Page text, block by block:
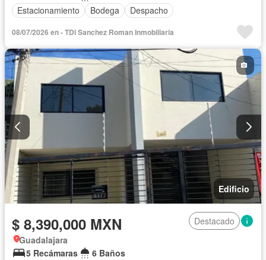
Estacionamiento
Bodega Despacho
08/07/2026 en - TDI Sanchez Roman Inmobiliaria
Edificio
$ 8,390,000 MXN
Destacado
Guadalajara
5 Recámaras
6 Baños